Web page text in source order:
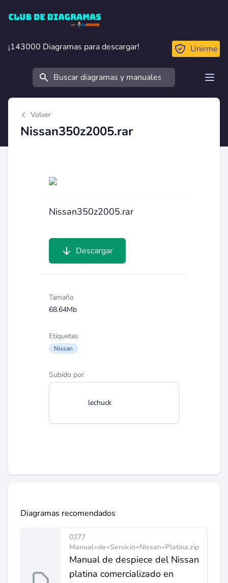
Club de Diagramas
¡143000 Diagramas para descargar!
¡143000 Diagramas para descargar! Unirme
Buscar
Volver
Nissan350z2005.rar
Nissan350z2005.rar
Descargar
Tamaño
68.64Mb
Etiquetas
Nissan
Subido por
lechuck
Diagramas recomendados
0277
Manual+de+Servicio+Nissan+Platina.zip
Manual de despiece del Nissan
platina comercializado en